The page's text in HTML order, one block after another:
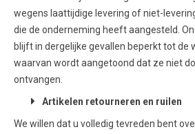
wegens laattijdige levering of niet-
die de onderneming heeft aangesteld.
blijft in dergelijke gevallen beperkt tot de
waarvan wordt aangetoond dat ze niet
ontvangen.
Artikelen retourneren en ruilen
We willen dat u volledig tevreden bent